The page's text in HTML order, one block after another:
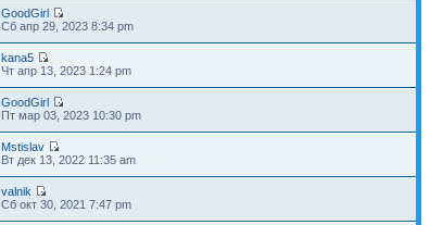
GoodGirl
Сб апр 29, 2023 8:34 pm
kana5
Чт апр 13, 2023 1:24 pm
GoodGirl
Пт мар 03, 2023 10:30 pm
Mstislav
Вт дек 13, 2022 11:35 am
valnik
Сб окт 30, 2021 7:47 pm